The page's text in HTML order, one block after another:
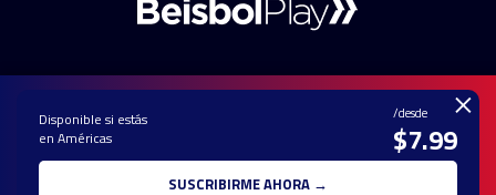
PAUTA CON
TÉRMINOS Y
CONDICIONES
© 2025 TODOS LOS DERECHOS RESERVADOS - UNA MARCA REGISTRADA
Disponible si estás
en Américas
/desde
$7.99
SUSCRIBIRME AHORA →
×